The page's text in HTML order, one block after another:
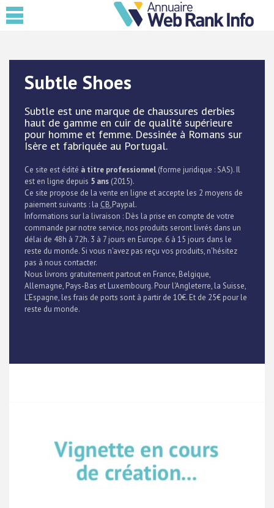
Subtle Shoes
Subtle est une marque de chaussures derbies
haut de gamme en cuir de qualité supérieure
pour homme et femme. Dessinée à Romans sur
Isère et fabriquée au Portugal.
Ce site est édité à titre professionnel (forme juridique : SAS). Il
est en ligne depuis 5 ans (2015).
Ce site propose de la vente en ligne et accepte les 2 moyens de
paiement suivants : la CB,Paypal.
Informations sur la livraison : Dès la prise en compte de votre
commande par notre service, nos produits seront livrés dans un
délai de 48h à 72h. 3 à 7 jours en Europe. 6 à 15 jours dans le
reste du monde. Si vous n'avez pas reçu vos produits, n'hésitez
pas à nous contacter.
Nous livrons gratuitement partout en France, Belgique,
Allemagne, Pays-Bas et Luxembourg. Pour l'Angleterre, la Suisse,
L'Espagne, les frais de ports sont à partir de 10€. Et de 25€ pour le
reste du monde.